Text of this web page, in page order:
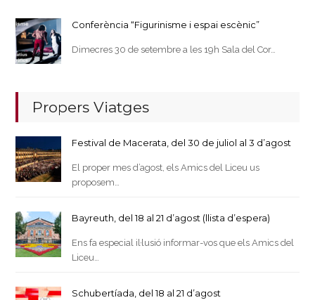
Conferència “Figurinisme i espai escènic”
Dimecres 30 de setembre a les 19h Sala del Cor…
Propers Viatges
Festival de Macerata, del 30 de juliol al 3 d’agost
El proper mes d’agost, els Amics del Liceu us
proposem…
Bayreuth, del 18 al 21 d’agost (llista d’espera)
Ens fa especial il·lusió informar-vos que els Amics del
Liceu…
Schubertíada, del 18 al 21 d’agost